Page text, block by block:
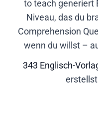
to teach generiert
Niveau, das du
Comprehension
wenn du willst –
343 Englisch-